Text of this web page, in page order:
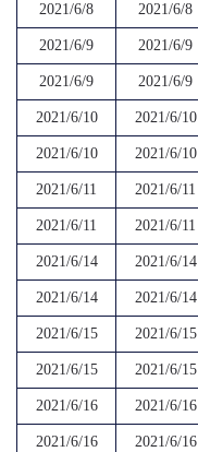
2021/6/8 2021/6/8
2021/6/9 2021/6/9
2021/6/9 2021/6/9
2021/6/10 2021/6/10
2021/6/10 2021/6/10
2021/6/11 2021/6/11
2021/6/11 2021/6/11
2021/6/14 2021/6/14
2021/6/14 2021/6/14
2021/6/15 2021/6/15
2021/6/15 2021/6/15
2021/6/16 2021/6/16
2021/6/16 2021/6/16